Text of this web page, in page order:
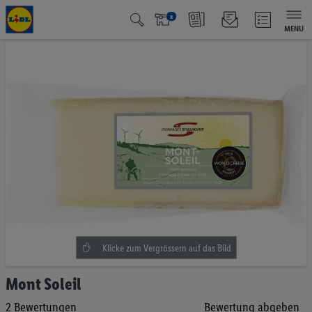
x
MENU
Mont Soleil
2 Bewertungen Bewertung abgeben
Zum
Anfang
der